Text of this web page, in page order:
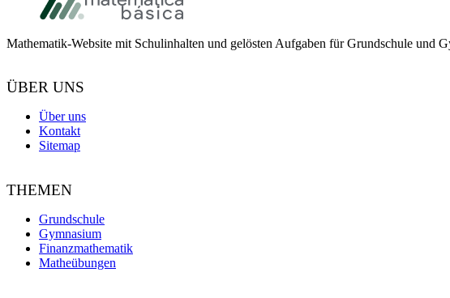
Mathematik-Website mit Schulinhalten und gelösten Aufgaben für Grundschule und
ÜBER UNS
Über uns
Kontakt
Sitemap
THEMEN
Grundschule
Gymnasium
Finanzmathematik
Matheübungen